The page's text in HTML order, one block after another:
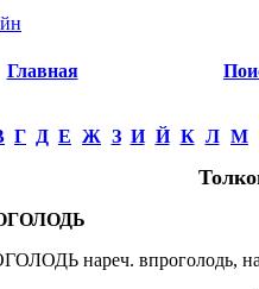
Главная
Г Д Е Ж З И Й К Л М
нареч. впроголодь,